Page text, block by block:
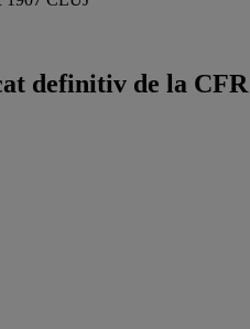
definitiv de la